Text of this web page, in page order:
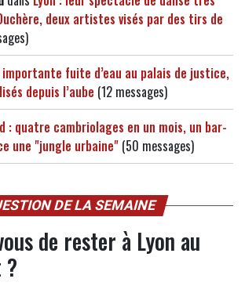
deux artistes visés par des tirs de
importante fuite d’eau au palais de justice,
depuis l’aube (12 messages)
: quatre cambriolages en un mois, un bar-
une "jungle urbaine" (50 messages)
DE LA SEMAINE
de rester à Lyon au
?